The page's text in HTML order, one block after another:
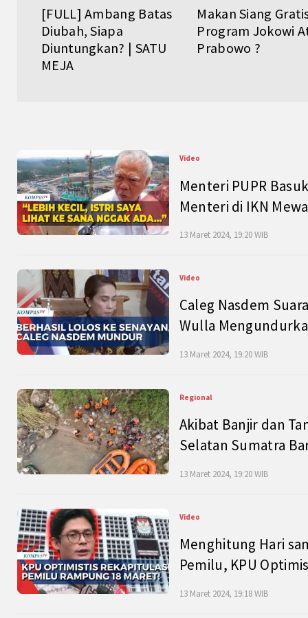
[FULL] Ambang Batas
Diubah, Siapa
Diuntungkan? | SATU
MEJA
Makan Siang
Program Jokowi
Prabowo ?
Video
Menteri PUPR
Menteri di IKN
13 Maret 2024, 19:20 WIB
Video
Caleg Nasdem
Wulla
13 Maret 2024, 19:20 WIB
Regional
Akibat Banjir dan
Selatan Sumatra
13 Maret 2024, 19:20 WIB
Video
Menghitung Hari
Pemilu, KPU
13 Maret 2024, 19:18 WIB